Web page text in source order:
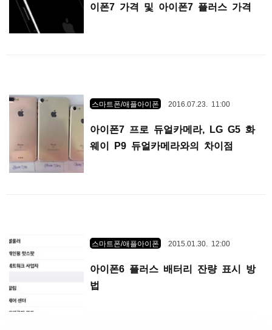
이폰7 가격 및 아이폰7 플러스 가격
스마트폰/애플아이폰 2016.07.23. 11:00
아이폰7 프로 듀얼카메라, LG G5 화
웨이 P9 듀얼카메라와의 차이점
스마트폰/애플아이폰 2015.01.30. 12:00
아이폰6 플러스 배터리 잔량 표시 방
법